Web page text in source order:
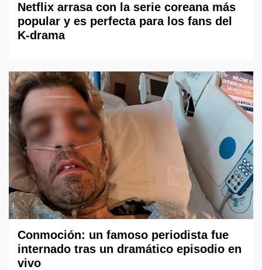
Netflix arrasa con la serie coreana más
popular y es perfecta para los fans del
K-drama
Conmoción: un famoso periodista fue
internado tras un dramático episodio en
vivo